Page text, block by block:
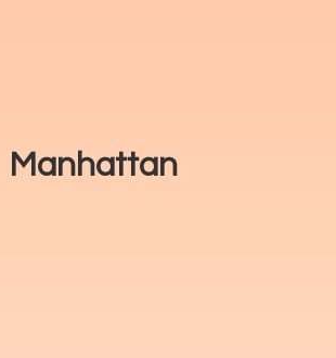
Manhattan